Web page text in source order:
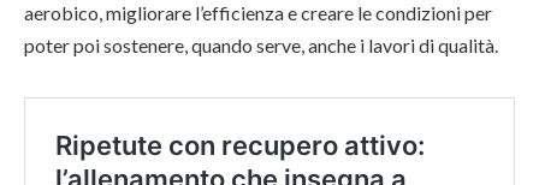
aerobico, migliorare l’efficienza e creare le condizioni per
poter poi sostenere, quando serve, anche i lavori di qualità.